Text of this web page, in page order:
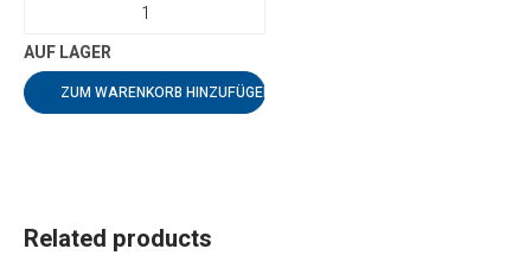
ZUM WARENKORB HINZUFÜGEN
Related products